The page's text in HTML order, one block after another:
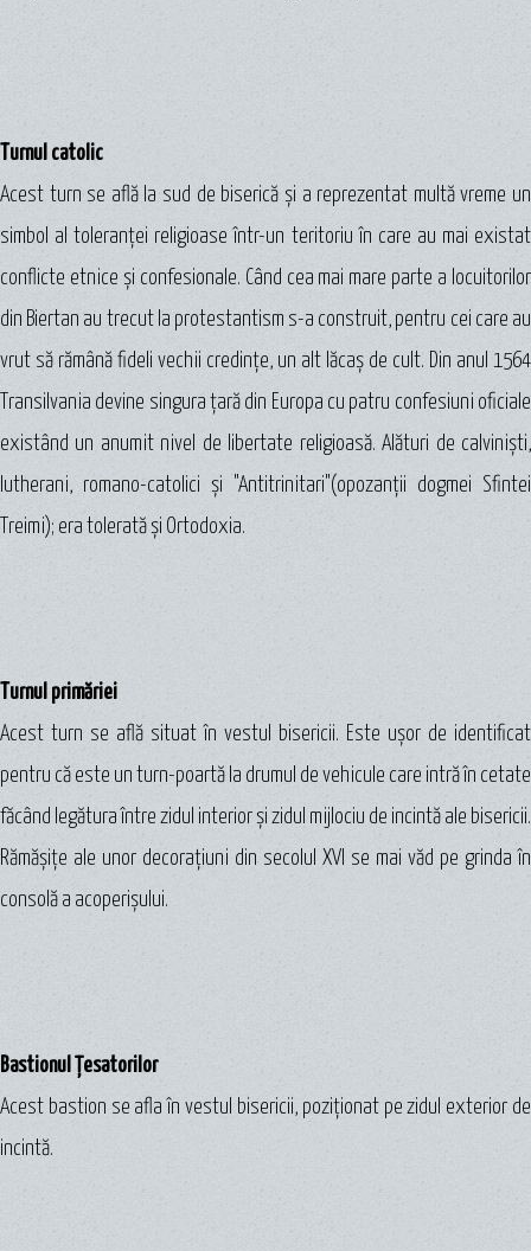
Turnul catolic
Acest turn se află la sud de biserică şi a reprezentat multă vreme un
simbol al toleranţei religioase într-un teritoriu în care au mai existat
conflicte etnice şi confesionale. Când cea mai mare parte a locuitorilor
din Biertan au trecut la protestantism s-a construit, pentru cei care au
vrut să rămână fideli vechii credinţe, un alt lăcaş de cult. Din anul 1564
Transilvania devine singura ţară din Europa cu patru confesiuni oficiale
existând un anumit nivel de libertate religioasă. Alături de calvinişti,
lutherani, romano-catolici şi "Antitrinitari"(opozanţii dogmei Sfintei
Treimi); era tolerată şi Ortodoxia.
Turnul primăriei
Acest turn se află situat în vestul bisericii. Este uşor de identificat
pentru că este un turn-poartă la drumul de vehicule care intră în cetate
făcând legătura între zidul interior şi zidul mijlociu de incintă ale bisericii.
Rămăşiţe ale unor decoraţiuni din secolul XVI se mai văd pe grinda în
consolă a acoperişului.
Bastionul Țesatorilor
Acest bastion se afla în vestul bisericii, poziţionat pe zidul exterior de
incintă.